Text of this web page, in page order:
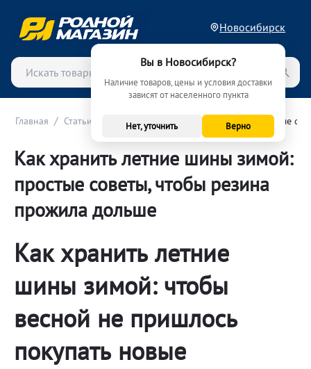
Новосибирск
Вы в Новосибирск?
Наличие товаров, цены и условия доставки
зависят от населенного пункта
Нет, уточнить Верно
Главная / Статьи Как хранить летние шины зимой: простые
Как хранить летние шины зимой:
простые советы, чтобы резина
прожила дольше
Как хранить летние
шины зимой: чтобы
весной не пришлось
покупать новые